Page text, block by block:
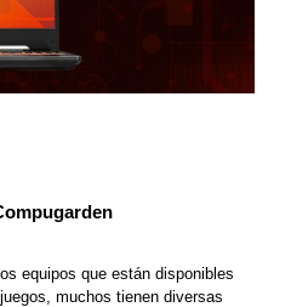
equipos que están disponibles
muchos tienen diversas